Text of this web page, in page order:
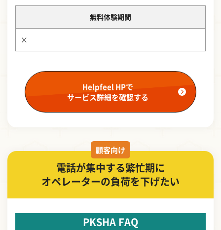
無料体験期間
×
Helpfeel HPで
サービス詳細を確認する
顧客向け
電話が集中する繁忙期に
オペレーターの負荷を下げたい
PKSHA FAQ